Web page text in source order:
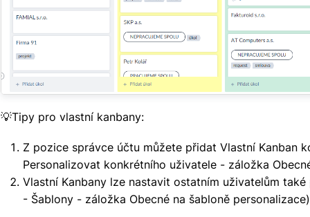
💡Tipy pro vlastní kanbany:
Z pozice správce účtu můžete přidat Vlastní Kanban
Personalizovat konkrétního uživatele - záložka
Vlastní Kanbany lze nastavit ostatním uživatelům také
- Šablony - záložka Obecné na šabloně